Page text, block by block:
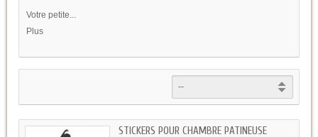
Votre petite...
Plus
STICKERS POUR CHAMBRE PATINEUSE